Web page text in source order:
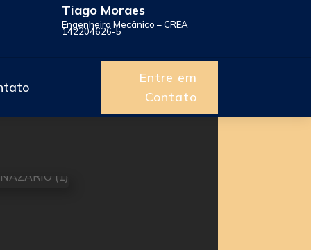
Tiago Moraes
Engenheiro Mecânico – CREA
142204626-5
Entre em
Contato